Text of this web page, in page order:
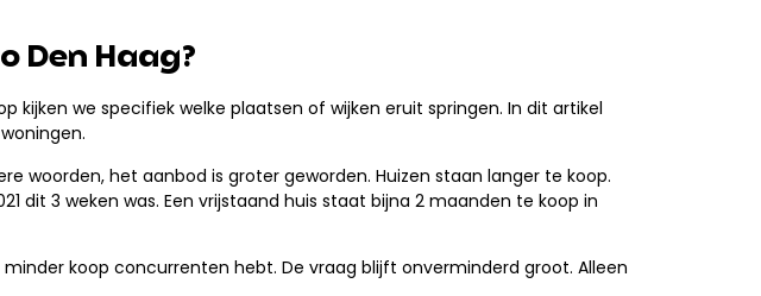
Den Haag?
we specifiek welke plaatsen of wijken eruit springen. In dit artikel
woorden, het aanbod is groter geworden. Huizen staan langer te koop.
dit 3 weken was. Een vrijstaand huis staat bijna 2 maanden te koop in
koop concurrenten hebt. De vraag blijft onverminderd groot. Alleen